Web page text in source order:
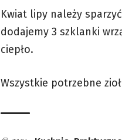
Kwiat lipy należy
dodajemy 3 szklanki
ciepło.
Wszystkie potrzebne